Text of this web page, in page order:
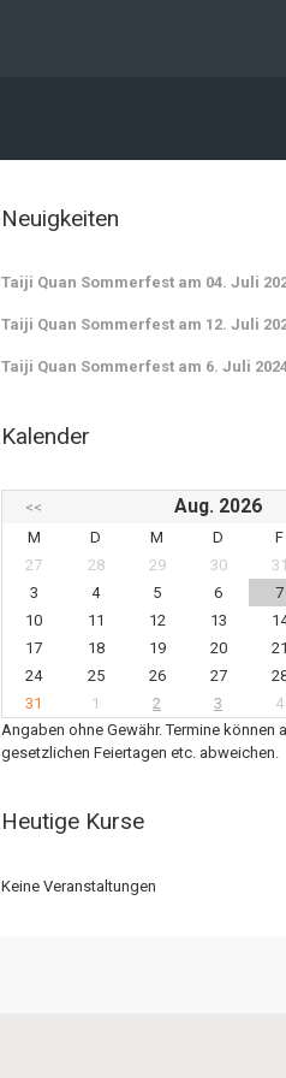
Neuigkeiten
Taiji Quan Sommerfest am 04. Juli
Taiji Quan Sommerfest am 12. Juli
Taiji Quan Sommerfest am 6. Juli
Kalender
<< Aug. 2026
M
D M D F
27
28 29 30 31
3
4 5 6 7
10
11 12 13
17
18 19 20 21
24
25 26 27
31
1 2 3 4
Angaben ohne Gewähr. Termine können
gesetzlichen Feiertagen etc. abweichen.
Heutige Kurse
Keine Veranstaltungen